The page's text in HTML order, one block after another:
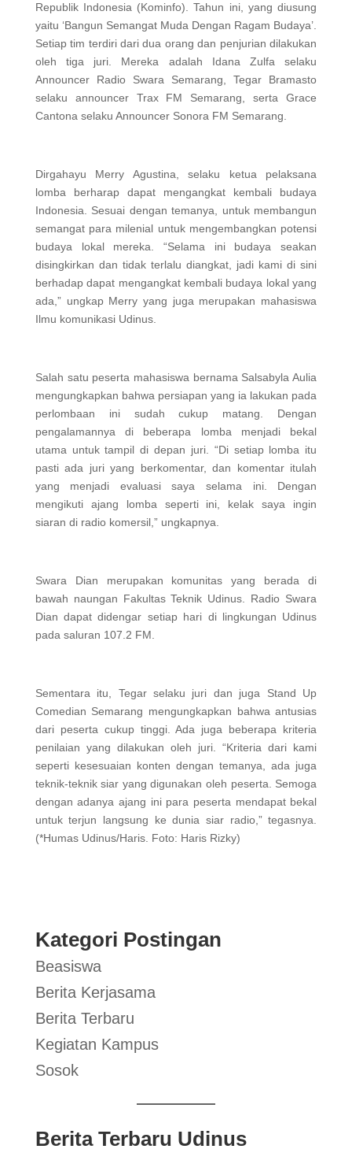
Republik Indonesia (Kominfo). Tahun ini, yang diusung
yaitu ‘Bangun Semangat Muda Dengan Ragam Budaya’.
Setiap tim terdiri dari dua orang dan penjurian dilakukan
oleh tiga juri. Mereka adalah Idana Zulfa selaku
Announcer Radio Swara Semarang, Tegar Bramasto
selaku announcer Trax FM Semarang, serta Grace
Cantona selaku Announcer Sonora FM Semarang.
Dirgahayu Merry Agustina, selaku ketua pelaksana
lomba berharap dapat mengangkat kembali budaya
Indonesia. Sesuai dengan temanya, untuk membangun
semangat para milenial untuk mengembangkan potensi
budaya lokal mereka. “Selama ini budaya seakan
disingkirkan dan tidak terlalu diangkat, jadi kami di sini
berhadap dapat mengangkat kembali budaya lokal yang
ada,” ungkap Merry yang juga merupakan mahasiswa
Ilmu komunikasi Udinus.
Salah satu peserta mahasiswa bernama Salsabyla Aulia
mengungkapkan bahwa persiapan yang ia lakukan pada
perlombaan ini sudah cukup matang. Dengan
pengalamannya di beberapa lomba menjadi bekal
utama untuk tampil di depan juri. “Di setiap lomba itu
pasti ada juri yang berkomentar, dan komentar itulah
yang menjadi evaluasi saya selama ini. Dengan
mengikuti ajang lomba seperti ini, kelak saya ingin
siaran di radio komersil,” ungkapnya.
Swara Dian merupakan komunitas yang berada di
bawah naungan Fakultas Teknik Udinus. Radio Swara
Dian dapat didengar setiap hari di lingkungan Udinus
pada saluran 107.2 FM.
Sementara itu, Tegar selaku juri dan juga Stand Up
Comedian Semarang mengungkapkan bahwa antusias
dari peserta cukup tinggi. Ada juga beberapa kriteria
penilaian yang dilakukan oleh juri. “Kriteria dari kami
seperti kesesuaian konten dengan temanya, ada juga
teknik-teknik siar yang digunakan oleh peserta. Semoga
dengan adanya ajang ini para peserta mendapat bekal
untuk terjun langsung ke dunia siar radio,” tegasnya.
(*Humas Udinus/Haris. Foto: Haris Rizky)
Kategori Postingan
Beasiswa
Berita Kerjasama
Berita Terbaru
Kegiatan Kampus
Sosok
Berita Terbaru Udinus